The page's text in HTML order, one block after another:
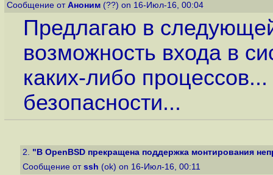
Сообщение от Аноним (??) on 16-Июл-16, 00:04
Предлагаю в
возможность входа в
каких-либо
безопасности...
2. "В OpenBSD прекращена поддержка монтирования
Сообщение от ssh (ok) on 16-Июл-16, 00:11